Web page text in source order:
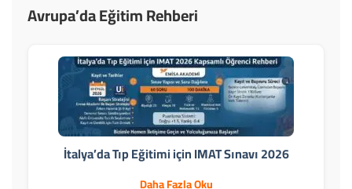
Avrupa’da Eğitim Rehberi
İtalya’da Tıp Eğitimi için IMAT Sınavı 2026
Daha Fazla Oku